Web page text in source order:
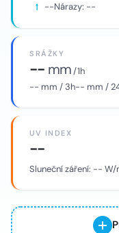
--Nárazy: --
SRÁŽKY
-- mm/ 1h
-- mm / 3h-- mm /
UV INDEX
--
Sluneční záření: -- W/